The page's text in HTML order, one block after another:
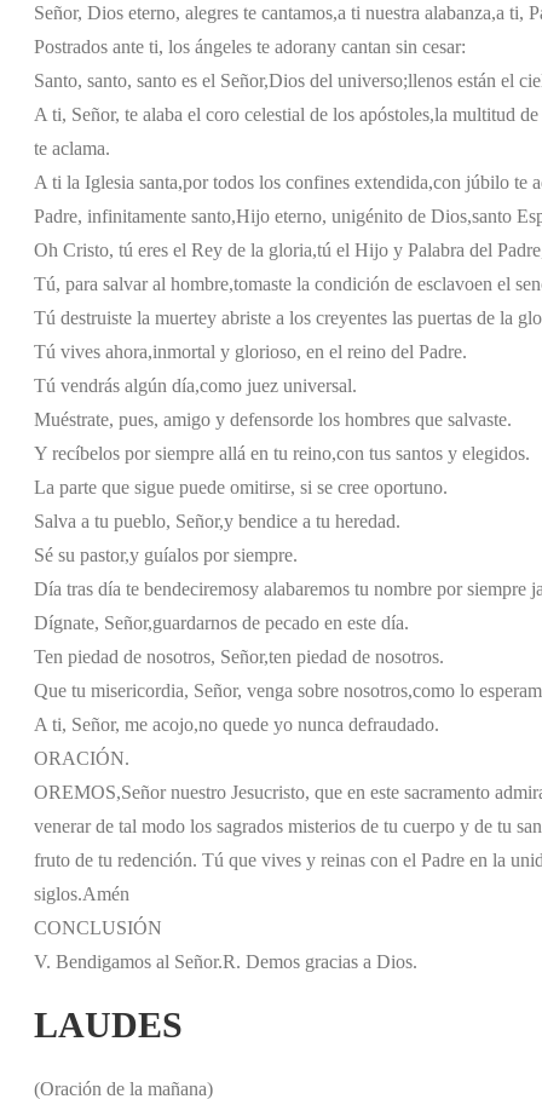
Señor, Dios eterno, alegres te cantamos,a ti nuestra alabanza,a ti,
Postrados ante ti, los ángeles te adorany cantan sin cesar:
Santo, santo, santo es el Señor,Dios del universo;llenos están el
A ti, Señor, te alaba el coro celestial de los apóstoles,la multitud de
te aclama.
A ti la Iglesia santa,por todos los confines extendida,con júbilo te
Padre, infinitamente santo,Hijo eterno, unigénito de Dios,santo
Oh Cristo, tú eres el Rey de la gloria,tú el Hijo y Palabra del
Tú, para salvar al hombre,tomaste la condición de esclavoen el
Tú destruiste la muertey abriste a los creyentes las puertas de la
Tú vives ahora,inmortal y glorioso, en el reino del Padre.
Tú vendrás algún día,como juez universal.
Muéstrate, pues, amigo y defensorde los hombres que salvaste.
Y recíbelos por siempre allá en tu reino,con tus santos y elegidos.
La parte que sigue puede omitirse, si se cree oportuno.
Salva a tu pueblo, Señor,y bendice a tu heredad.
Sé su pastor,y guíalos por siempre.
Día tras día te bendeciremosy alabaremos tu nombre por siempre
Dígnate, Señor,guardarnos de pecado en este día.
Ten piedad de nosotros, Señor,ten piedad de nosotros.
Que tu misericordia, Señor, venga sobre nosotros,como lo
A ti, Señor, me acojo,no quede yo nunca defraudado.
ORACIÓN.
OREMOS,Señor nuestro Jesucristo, que en este sacramento
venerar de tal modo los sagrados misterios de tu cuerpo y de tu
fruto de tu redención. Tú que vives y reinas con el Padre en la
siglos.Amén
CONCLUSIÓN
V. Bendigamos al Señor.R. Demos gracias a Dios.
LAUDES
(Oración de la mañana)